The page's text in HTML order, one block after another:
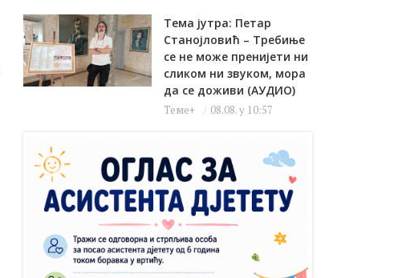
Тема јутра: Петар
Станојловић – Требиње
се не може пренијети ни
сликом ни звуком, мора
да се доживи (АУДИО)
Теме+ 08.08. у 10:57